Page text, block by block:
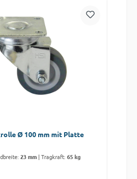
Ø 100 mm mit Platte
23 mm | Tragkraft: 65 kg